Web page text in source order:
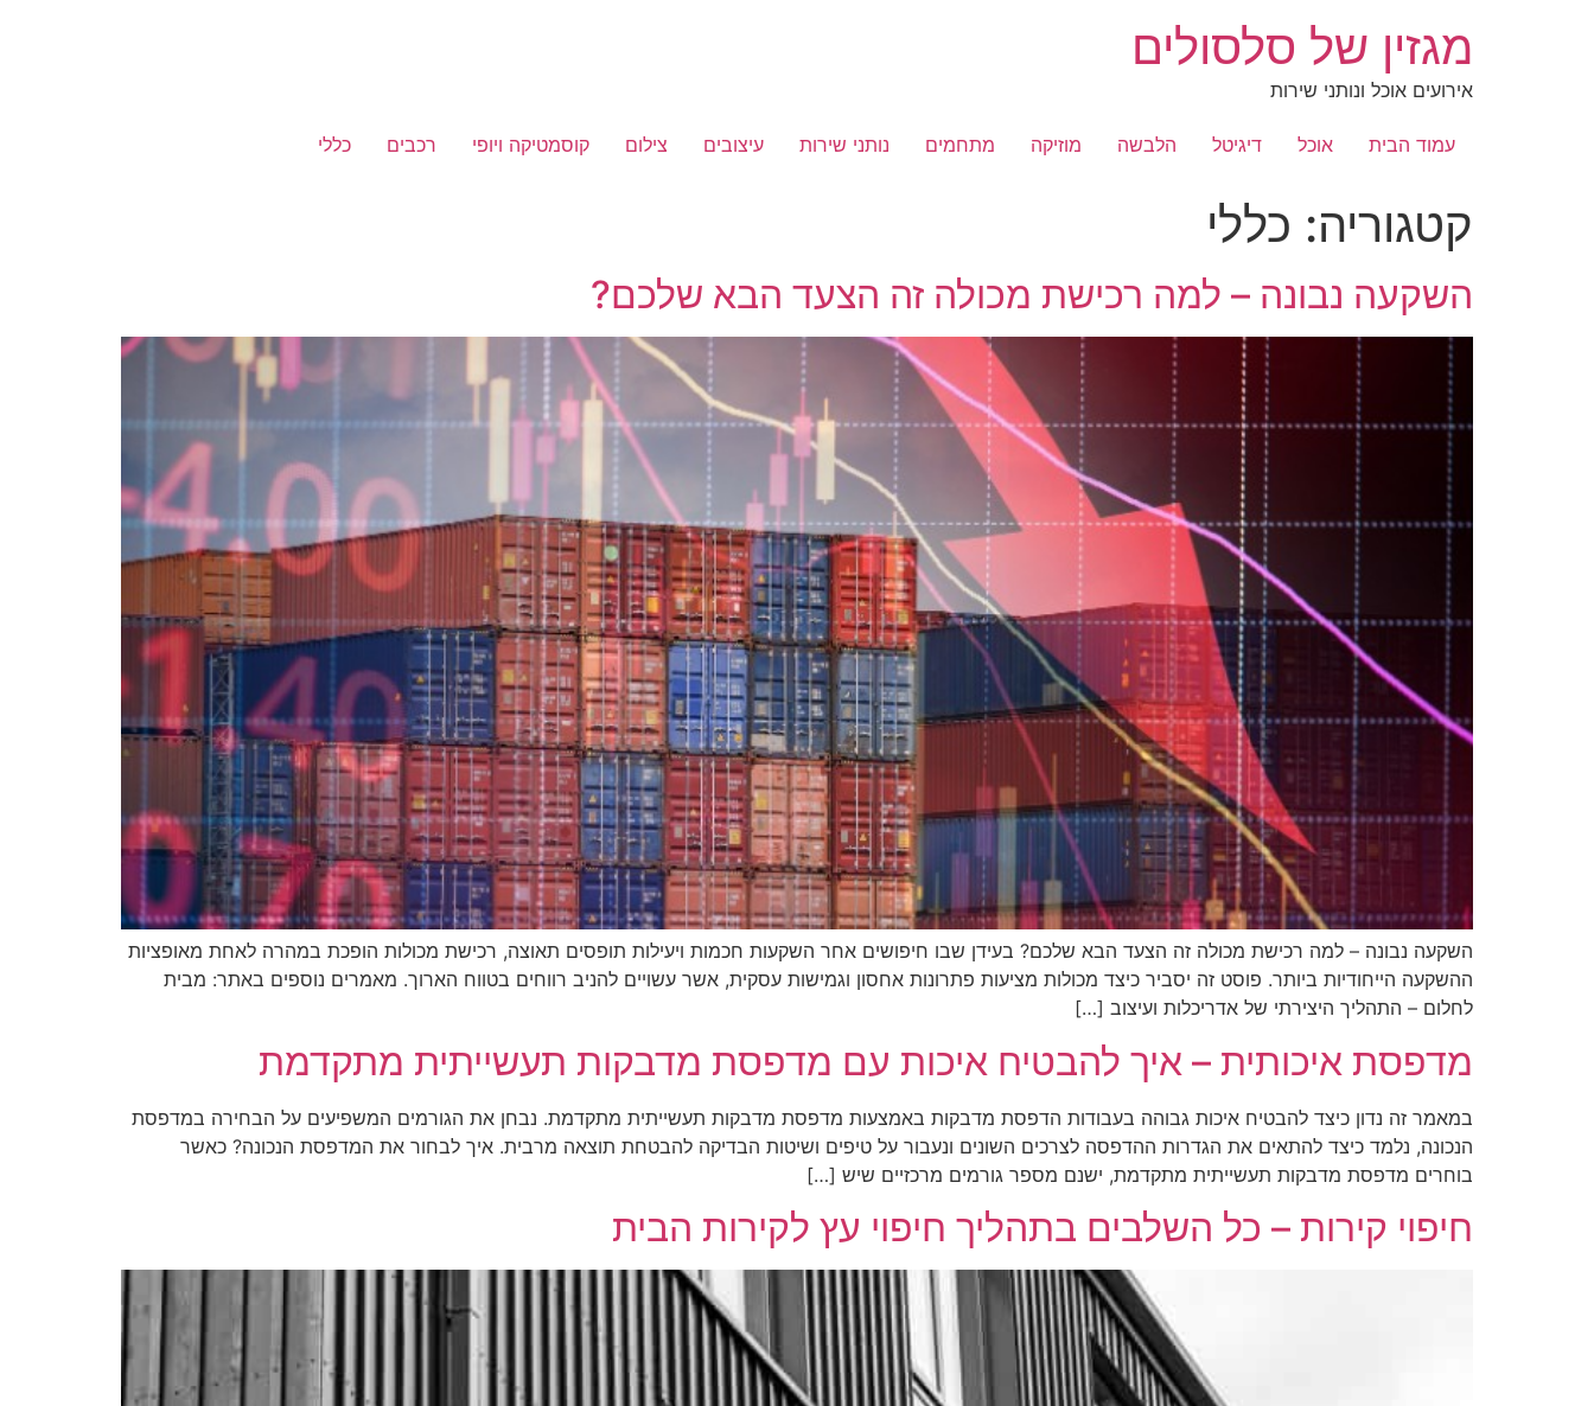
מגזין של סלסולים
אירועים אוכל ונותני שירות
עמוד הבית אוכל דיגיטל הלבשה מוזיקה מתחמים נותני שירות עיצובים צילום קוסמטיקה ויופי רכבים כללי
קטגוריה: כללי
השקעה נבונה – למה רכישת מכולה זה הצעד הבא שלכם?
השקעה נבונה – למה רכישת מכולה זה הצעד הבא שלכם? בעידן שבו חיפושים אחר השקעות חכמות ויעילות תופסים תאוצה, רכישת מכולות הופכת במהרה לאחת מאופציות
ההשקעה הייחודיות ביותר. פוסט זה יסביר כיצד מכולות מציעות פתרונות אחסון וגמישות עסקית, אשר עשויים להניב רווחים בטווח הארוך. מאמרים נוספים באתר: מבית
לחלום – התהליך היצירתי של אדריכלות ועיצוב […]
מדפסת איכותית – איך להבטיח איכות עם מדפסת מדבקות תעשייתית מתקדמת
במאמר זה נדון כיצד להבטיח איכות גבוהה בעבודות הדפסת מדבקות באמצעות מדפסת מדבקות תעשייתית מתקדמת. נבחן את הגורמים המשפיעים על הבחירה במדפסת
הנכונה, נלמד כיצד להתאים את הגדרות ההדפסה לצרכים השונים ונעבור על טיפים ושיטות הבדיקה להבטחת תוצאה מרבית. איך לבחור את המדפסת הנכונה? כאשר
בוחרים מדפסת מדבקות תעשייתית מתקדמת, ישנם מספר גורמים מרכזיים שיש […]
חיפוי קירות – כל השלבים בתהליך חיפוי עץ לקירות הבית